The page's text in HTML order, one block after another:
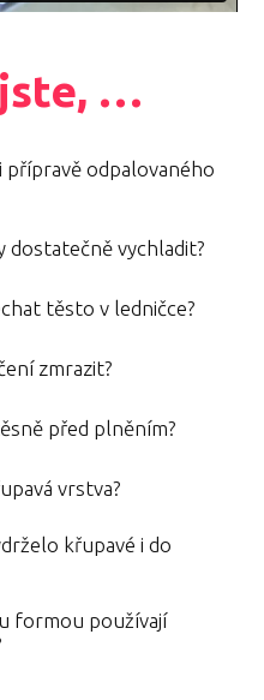
…
přípravě odpalovaného
dostatečně vychladit?
těsto v ledničce?
zmrazit?
před plněním?
vrstva?
křupavé i do
formou používají